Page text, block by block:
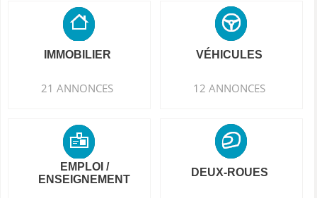
IMMOBILIER
21 ANNONCES
VÉHICULES
12 ANNONCES
EMPLOI /
ENSEIGNEMENT
DEUX-ROUES